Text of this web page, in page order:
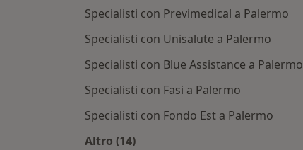
Specialisti con Previmedical a Palermo
Specialisti con Unisalute a Palermo
Specialisti con Blue Assistance a Palermo
Specialisti con Fasi a Palermo
Specialisti con Fondo Est a Palermo
Altro (14)